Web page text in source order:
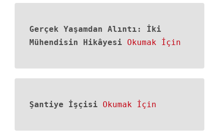
Gerçek Yaşamdan Alıntı: İki
Mühendisin Hikâyesi
Okumak İçin
Şantiye İşçisi Okumak İçin